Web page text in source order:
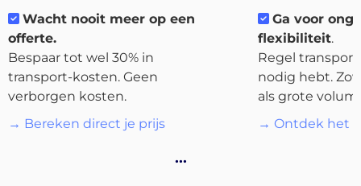
platform
Bestemmingen
Wacht nooit meer op een
offerte.
Bespaar tot wel 30% in
transport-kosten. Geen
verborgen kosten.
→ Bereken direct je prijs
Ga voor
flexibiliteit.
Regel
nodig hebt.
als grote
→ Ontdek het
…